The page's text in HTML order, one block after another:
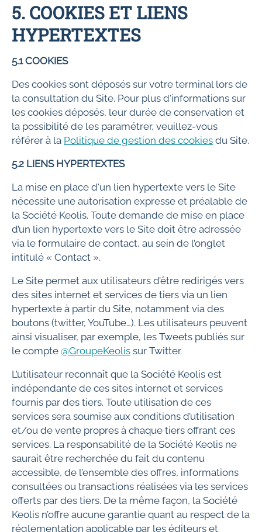
5. COOKIES ET LIENS
HYPERTEXTES
5.1 COOKIES
Des cookies sont déposés sur votre terminal lors de
la consultation du Site. Pour plus d'informations sur
les cookies déposés, leur durée de conservation et
la possibilité de les paramétrer, veuillez-vous
référer à la Politique de gestion des cookies du Site.
5.2 LIENS HYPERTEXTES
La mise en place d'un lien hypertexte vers le Site
nécessite une autorisation expresse et préalable de
la Société Keolis. Toute demande de mise en place
d’un lien hypertexte vers le Site doit être adressée
via le formulaire de contact, au sein de l’onglet
intitulé « Contact ».
Le Site permet aux utilisateurs d’être redirigés vers
des sites internet et services de tiers via un lien
hypertexte à partir du Site, notamment via des
boutons (twitter, YouTube…). Les utilisateurs peuvent
ainsi visualiser, par exemple, les Tweets publiés sur
le compte @GroupeKeolis sur Twitter.
L’utilisateur reconnaît que la Société Keolis est
indépendante de ces sites internet et services
fournis par des tiers. Toute utilisation de ces
services sera soumise aux conditions d’utilisation
et/ou de vente propres à chaque tiers offrant ces
services. La responsabilité de la Société Keolis ne
saurait être recherchée du fait du contenu
accessible, de l’ensemble des offres, informations
consultées ou transactions réalisées via les services
offerts par des tiers. De la même façon, la Société
Keolis n’offre aucune garantie quant au respect de la
réglementation applicable par les éditeurs et